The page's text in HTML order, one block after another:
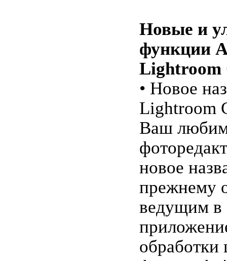
Новые и
функции
Lightroom
• Новое
Lightroom
Ваш
новое
прежнему
ведущим в